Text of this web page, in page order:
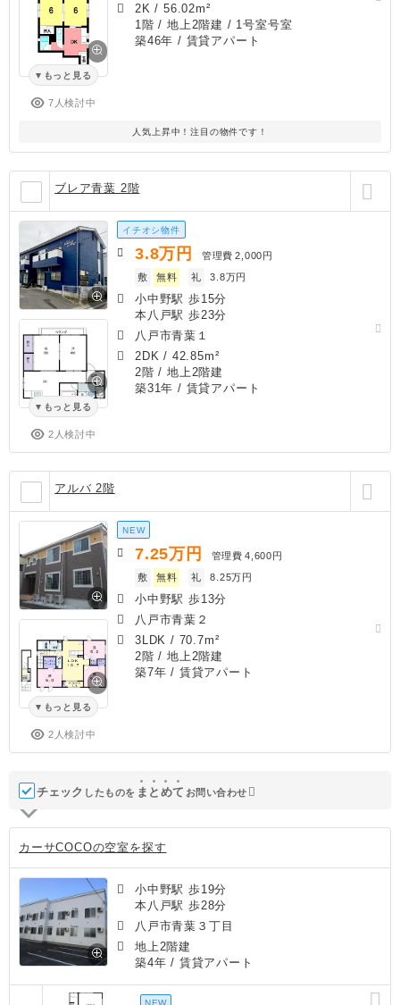
もっと見る
7人検討中
2K /56.02m²
1階 / 地上2階建 / 1号室号室
築46年 / 賃貸アパート
人気上昇中！注目の物件です！
ブレア青葉 2階
もっと見る
2人検討中
イチオシ物件
3.8万円 管理費 2,000円
敷
無料 礼 3.8万円
小中野駅 歩15分
本八戸駅 歩23分
八戸市青葉１
2DK / 42.85m²
2階 / 地上2階建
築31年 / 賃貸アパート
アルバ 2階
もっと見る
2人検討中
NEW
7.25万円 管理費 4,600円
敷
無料 礼 8.25万円
小中野駅 歩13分
八戸市青葉２
3LDK / 70.7m²
2階 / 地上2階建
築7年 / 賃貸アパート
チェック したものを ま と めて お問い合わせ
カーサCOCOの空室を探す
小中野駅 歩19分
本八戸駅 歩28分
八戸市青葉３丁目
地上2階建
築4年 / 賃貸アパート
NEW